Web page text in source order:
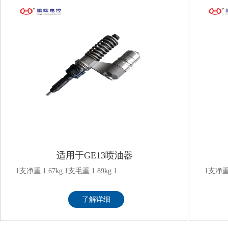
适用于GE13喷油器
1支净重 1.67kg 1支毛重 1.89kg 1... 1支净